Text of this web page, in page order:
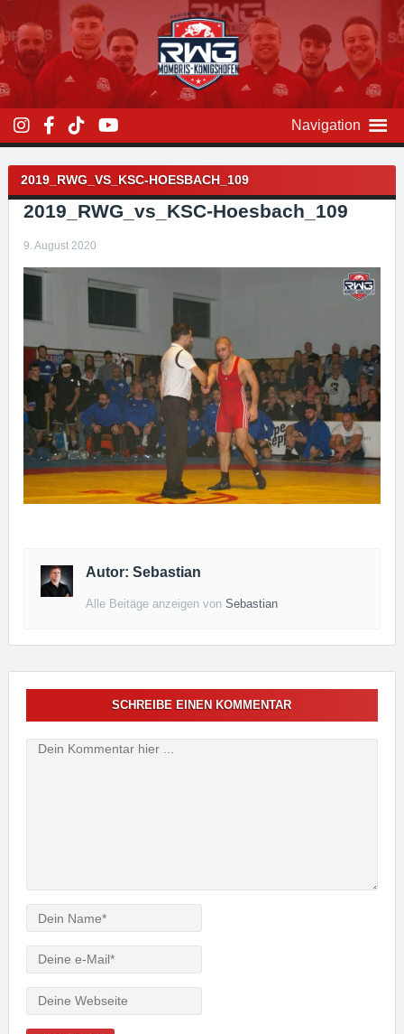
Inhalt
überspringen
Navigation
2019_RWG_VS_KSC-HOESBACH_109
2019_RWG_vs_KSC-Hoesbach_109
9. August 2020
Autor: Sebastian
Alle Beitäge anzeigen vonSebastian
Beitragsnavigation
SCHREIBE EINEN KOMMENTAR
Verfasser
Mail
Webseite